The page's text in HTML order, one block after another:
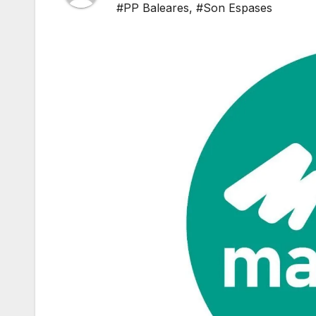
#PP Baleares, #Son Espases